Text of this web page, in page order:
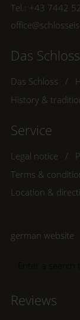
Tel.: +43 7442
Das Schloss
Das Schloss
History &
Service
Legal notice
Terms &
Location &
german website
search
Reviews